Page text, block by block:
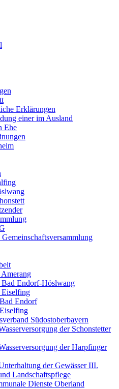
Erklärungen
einer im Ausland
Ehe
Endorf-Höslwang
Eiselfing
Endorf
Südostoberbayern
der Schonstetter
der Harpfinger
der Gewässer III.
Landschaftspflege
Dienste Oberland